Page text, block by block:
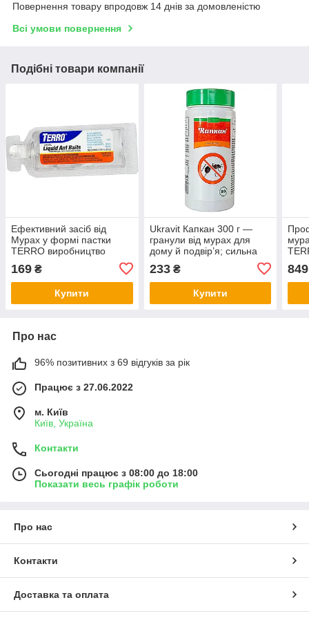
Повернення товару впродовж 14 днів за домовленістю
Всі умови повернення
Подібні товари компанії
Ефективний засіб від
Мурах у формі пастки
TERRO виробництво
колонію 100%
169 ₴
Купити
Ukravit Капкан 300 г —
гранули від мурах для
дому й подвір’я; сильна
працює там, де ходять
мурахи
233₴
Купити
849
Про нас
96% позитивних з 69 відгуків за рік
Працює з 27.06.2022
м. Київ
Київ, Україна
Контакти
Сьогодні працює з 08:00 до 18:00
Показати весь графік роботи
Про нас
Контакти
Доставка та оплата